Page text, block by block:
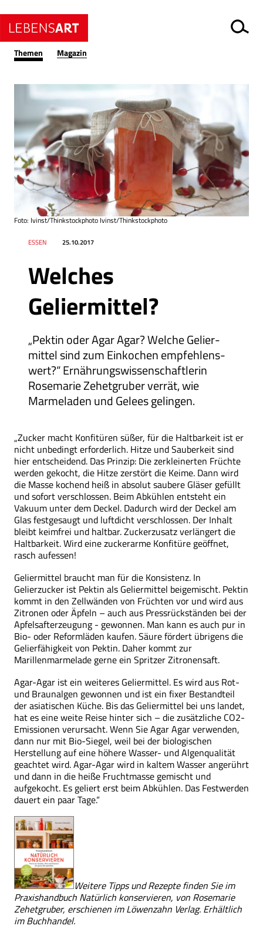
Themen Magazin
Welches
Geliermittel?
„Pektin oder Agar Agar? Welche Gelier­
mittel sind zum Einkochen empfehlens­
wert?“ Ernährungs­wissen­schaftlerin
Rosemarie Zehetgruber verrät, wie
Marmeladen und Gelees gelingen.
Datum 25.10.2017
RessortESSEN
Foto: Ivinst/Thinkstockphoto Ivinst/Thinkstockphoto
„Zucker macht Konfitüren süßer, für die Haltbarkeit ist er
nicht unbedingt erforderlich. Hitze und Sauberkeit sind
hier entscheidend. Das Prinzip: Die zerkleinerten Früchte
werden gekocht, die Hitze zerstört die Keime. Dann wird
die Masse kochend heiß in absolut saubere Gläser gefüllt
und sofort verschlossen. Beim Abkühlen entsteht ein
Vakuum unter dem Deckel. Dadurch wird der Deckel am
Glas festgesaugt und luftdicht verschlossen. Der Inhalt
bleibt keimfrei und haltbar. Zuckerzusatz verlängert die
Haltbarkeit. Wird eine zuckerarme Konfitüre geöffnet,
rasch aufessen!
Geliermittel braucht man für die Konsistenz. In
Gelierzucker ist Pektin als Geliermittel beigemischt. Pektin
kommt in den Zellwänden von Früchten vor und wird aus
Zitronen oder Äpfeln – auch aus Pressrückständen bei der
Apfelsafterzeugung - gewonnen. Man kann es auch pur in
Bio- oder Reformläden kaufen. Säure fördert übrigens die
Gelierfähigkeit von Pektin. Daher kommt zur
Marillenmarmelade gerne ein Spritzer Zitronensaft.
Agar-Agar ist ein weiteres Geliermittel. Es wird aus Rot-
und Braunalgen gewonnen und ist ein fixer Bestandteil
der asiatischen Küche. Bis das Geliermittel bei uns landet,
hat es eine weite Reise hinter sich – die zusätzliche CO2-
Emissionen verursacht. Wenn Sie Agar Agar verwenden,
dann nur mit Bio-Siegel, weil bei der biologischen
Herstellung auf eine höhere Wasser- und Algenqualität
geachtet wird. Agar-Agar wird in kaltem Wasser angerührt
und dann in die heiße Fruchtmasse gemischt und
aufgekocht. Es geliert erst beim Abkühlen. Das Festwerden
dauert ein paar Tage.“
Weitere Tipps und Rezepte finden Sie im
Praxishandbuch Natürlich konservieren, von Rosemarie
Zehetgruber, erschienen im Löwenzahn Verlag. Erhältlich
im Buchhandel.